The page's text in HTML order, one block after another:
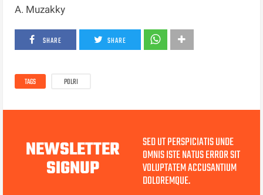
A. Muzakky
SHARE SHARE
TAGS POLRI
NEWSLETTER
SIGNUP
SED UT PERSPICIATIS UNDE
OMNIS ISTE NATUS ERROR SIT
VOLUPTATEM ACCUSANTIUM
DOLOREMQUE.